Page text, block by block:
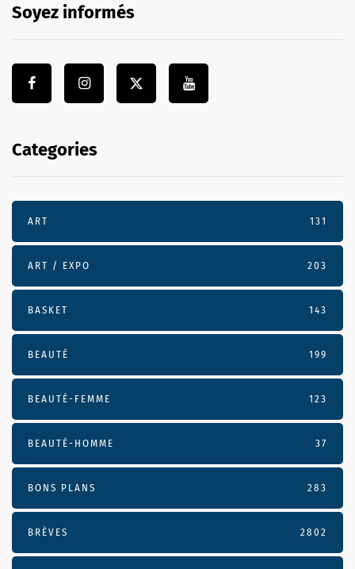
Soyez informés
Categories
ART 131
ART / EXPO 203
BASKET 143
BEAUTÉ 199
BEAUTÉ-FEMME 123
BEAUTÉ-HOMME 37
BONS PLANS 283
BRÈVES 2802